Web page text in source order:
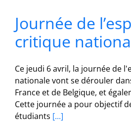
Journée de
critique
Ce jeudi 6 avril, la journée de
nationale vont se dérouler
France et de Belgique, et
Cette journée a pour objectif
étudiants [...]